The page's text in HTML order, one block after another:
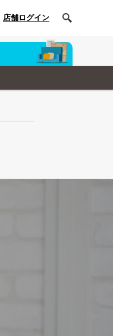
店舗ログイン